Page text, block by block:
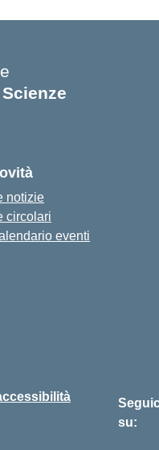
notizie
circolari
eventi
su: